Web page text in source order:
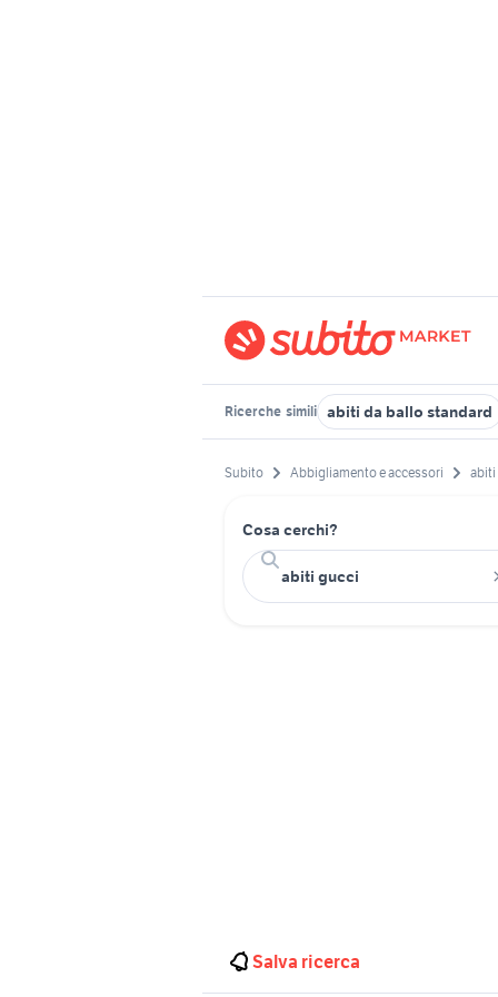
Ricerche simili abiti da ballo standard
Subito Abbigliamento e accessori abiti
Cosa cerchi?
Salva ricerca